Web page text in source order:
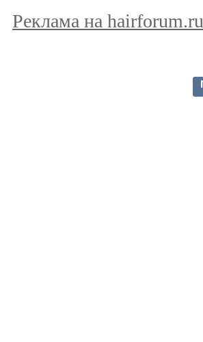
Реклама на hairforum.ru